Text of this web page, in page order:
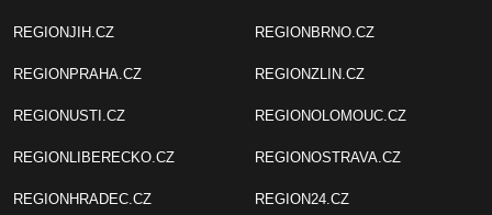
REGIONJIH.CZ
REGIONPRAHA.CZ
REGIONUSTI.CZ
REGIONLIBERECKO.CZ
REGIONHRADEC.CZ
REGIONBRNO.CZ
REGIONZLIN.CZ
REGIONOLOMOUC.CZ
REGIONOSTRAVA.CZ
REGION24.CZ